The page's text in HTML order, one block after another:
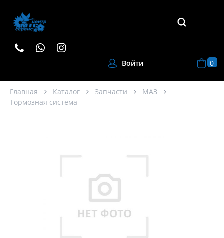
Войти 0
Главная Каталог Запчасти
МАЗ
Тормозная система